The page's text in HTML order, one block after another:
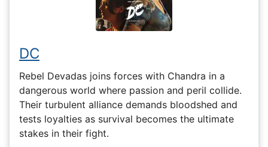
DC
Rebel Devadas joins forces with Chandra in a
dangerous world where passion and peril collide.
Their turbulent alliance demands bloodshed and
tests loyalties as survival becomes the ultimate
stakes in their fight.